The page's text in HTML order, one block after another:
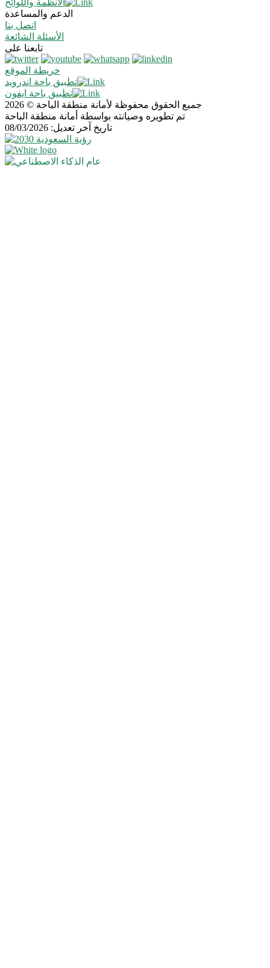
الأنظمة واللوائح
الدعم والمساعدة
اتصل بنا
الأسئلة الشائعة
تابعنا على
خريطة الموقع
تطبيق باحة اندرويد
تطبيق باحة ايفون
جميع الحقوق محفوظة لأمانة منطقة الباحة © 2026
تم تطويره وصيانته بواسطة أمانة منطقة الباحة
تاريخ آخر تعديل: 08/03/2026